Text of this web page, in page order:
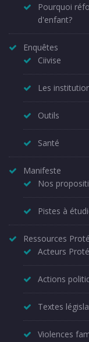
Pourquoi
d'enfant?
Enquêtes
Ciivise
Les
Outils
Santé
Manifeste
Nos
Pistes à
Ressources
Acteurs
Actions
Textes
Violences